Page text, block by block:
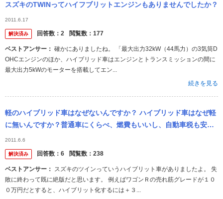
スズキのTWINってハイフブリットエンジンもありませんでしたか？
2011.6.17
解決済み 回答数： 2 閲覧数： 177
ベストアンサー：
OHCエンジンのほか、ハイブリッド車はエンジンとトランスミッションの間に
最大出力5kWのモーターを搭載してエン...
続きを見る
軽のハイブリッド車はなぜないんですか？ ハイブリッド車はなぜ軽
に無いんですか？普通車にくらべ、燃費もいいし、自動車税も安い
し、消費者から見たらいいこと尽くめなのに…。つまり、軽にハイ
ブリッドがあ...
2011.6.6
解決済み 回答数： 6 閲覧数： 238
ベストアンサー：
敗に終わって既に絶版だと思います。 例えばワゴンＲの売れ筋グレードが１０
０万円だとすると、ハイブリット化するには＋３...